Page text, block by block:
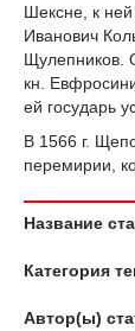
Шексне, к
Иванович
Щулепников.
кн.
ей государь
В 1566 г.
перемирии,
Название
Категория
Автор(ы)